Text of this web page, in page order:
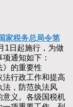
家税务总局令第
1日起施行，为做
通知如下：
的重要性
行政工作和提高
法，防范执法风
意义。各级国税机